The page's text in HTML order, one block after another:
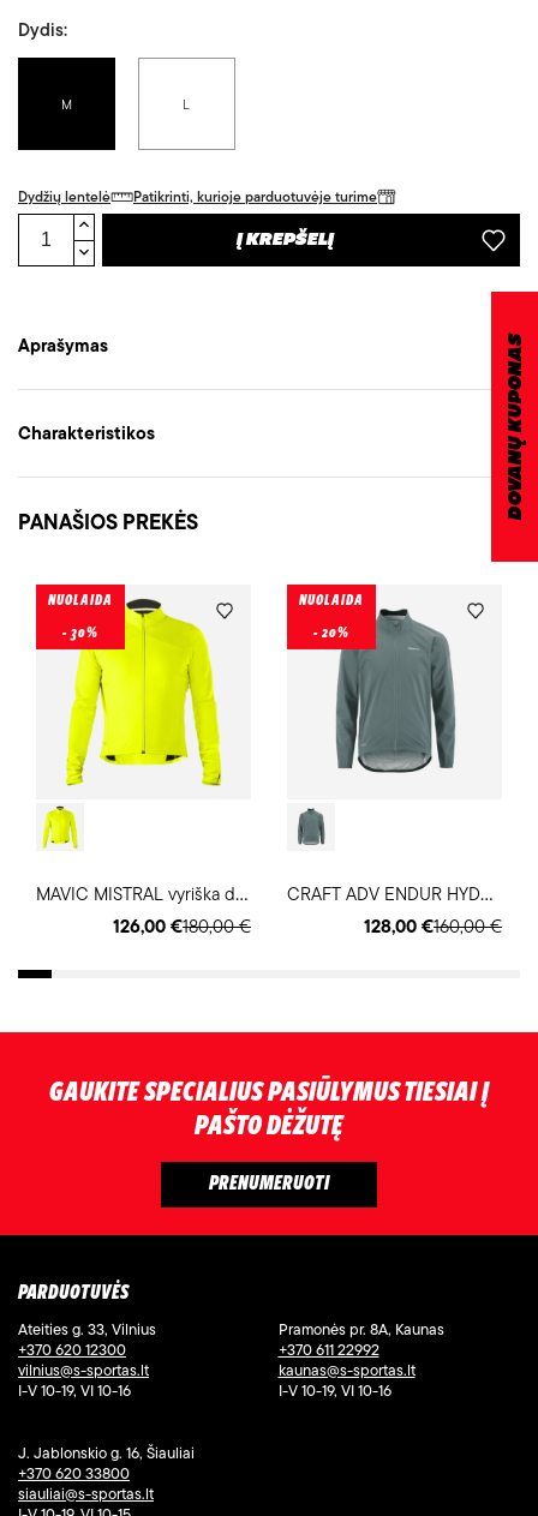
Dydis:
M L
Dydžių lentelė Patikrinti, kurioje parduotuvėje turime
Į KREPŠELĮ
Aprašymas
Charakteristikos
PANAŠIOS PREKĖS
M
AVIC MISTRAL vyriška dviratininko striukė
180,00 €
126,00 €
NUOLAIDA
- 30%
C
RAFT ADV ENDUR HYDRO 2 vyriška dviratininko striukė
160,00 €
128,00 €
NUOLAIDA
- 20%
GAUKITE SPECIALIUS PASIŪLYMUS TIESIAI Į
PAŠTO DĖŽUTĘ
DOVANŲ KUPONAS
PARDUOTUVĖS
Ateities g. 33, Vilnius
+370 620 12300
vilnius@s-sportas.lt
I-V 10-19, VI 10-16
Pramonės pr. 8A, Kaunas
+370 611 22992
kaunas@s-sportas.lt
I-V 10-19, VI 10-16
J. Jablonskio g. 16, Šiauliai
+370 620 33800
siauliai@s-sportas.lt